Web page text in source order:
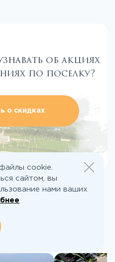
об акциях
по поселку?
о скидках
также:
cookie.
сайтом, вы
нами ваших